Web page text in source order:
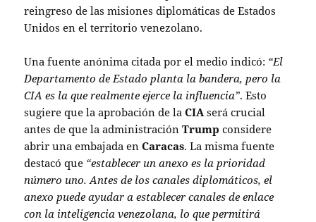
reingreso de las misiones diplomáticas de Estados
Unidos en el territorio venezolano.
Una fuente anónima citada por el medio indicó: “El
Departamento de Estado planta la bandera, pero la
CIA es la que realmente ejerce la influencia”. Esto
sugiere que la aprobación de laCIA será crucial
antes de que la administraciónTrump considere
abrir una embajada enCaracas. La misma fuente
destacó que “establecer un anexo es la prioridad
número uno. Antes de los canales diplomáticos, el
anexo puede ayudar a establecer canales de enlace
con la inteligencia venezolana, lo que permitirá